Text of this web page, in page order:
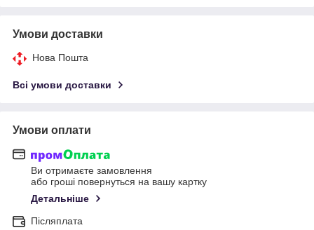
Умови доставки
Нова Пошта
Всі умови доставки
Умови оплати
Ви отримаєте замовлення
або гроші повернуться на вашу картку
Детальніше
Післяплата